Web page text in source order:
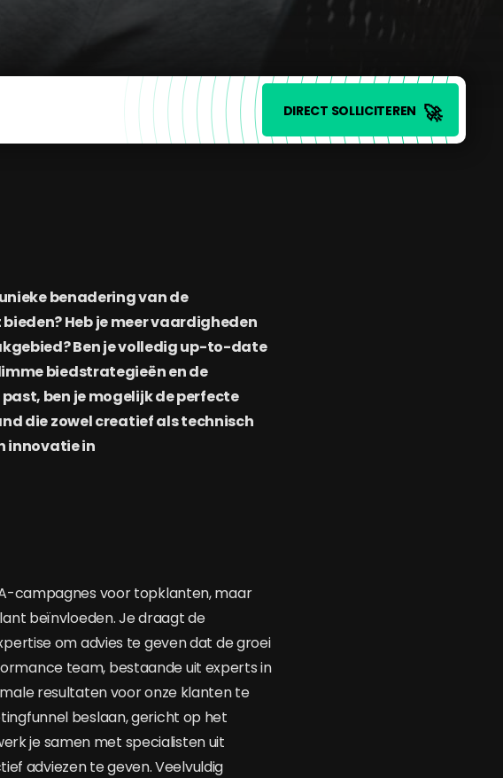
DIRECT SOLLICITEREN 🚀
benadering van de
Heb je meer vaardigheden
Ben je volledig up-to-date
biedstrategieën en de
ben je mogelijk de perfecte
die zowel creatief als technisch
innovatie in
campagnes voor topklanten, maar
beïnvloeden. Je draagt de
om advies te geven dat de groei
team, bestaande uit experts in
resultaten voor onze klanten te
beslaan, gericht op het
je samen met specialisten uit
adviezen te geven. Veelvuldig